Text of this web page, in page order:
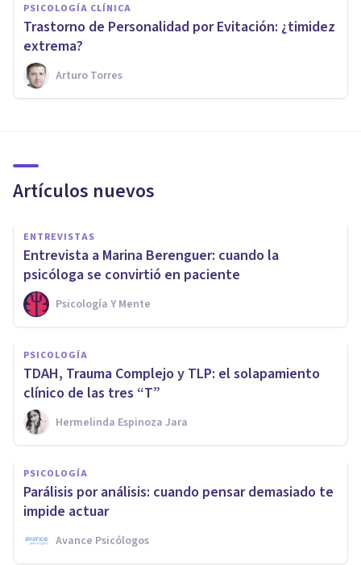
PSICOLOGÍA CLÍNICA
Trastorno de Personalidad por Evitación: ¿timidez
extrema?
Arturo Torres
Artículos nuevos
ENTREVISTAS
Entrevista a Marina Berenguer: cuando la
psicóloga se convirtió en paciente
Psicología Y Mente
PSICOLOGÍA
TDAH, Trauma Complejo y TLP: el solapamiento
clínico de las tres “T”
Hermelinda Espinoza Jara
PSICOLOGÍA
Parálisis por análisis: cuando pensar demasiado te
impide actuar
Avance Psicólogos